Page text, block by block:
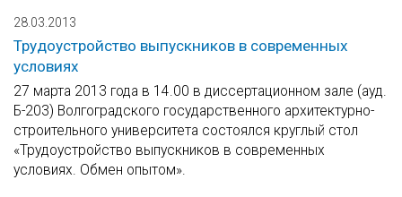
28.03.2013
Трудоустройство выпускников в современных
условиях
27 марта 2013 года в 14.00 в диссертационном зале (ауд.
Б-203) Волгоградского государственного архитектурно-
строительного университета состоялся круглый стол
«Трудоустройство выпускников в современных
условиях. Обмен опытом».